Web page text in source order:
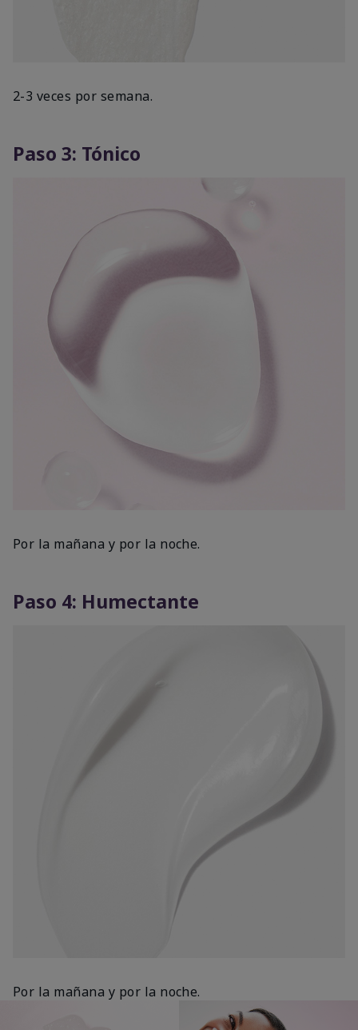
2-3 veces por semana.
Paso 3: Tónico
Por la mañana y por la noche.
Paso 4: Humectante
Por la mañana y por la noche.